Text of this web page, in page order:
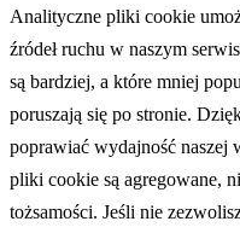
Analityczne pliki cookie
źródeł ruchu w naszym
są bardziej, a które mniej
poruszają się po stronie.
poprawiać wydajność naszej
pliki cookie są agregowane,
tożsamości. Jeśli nie